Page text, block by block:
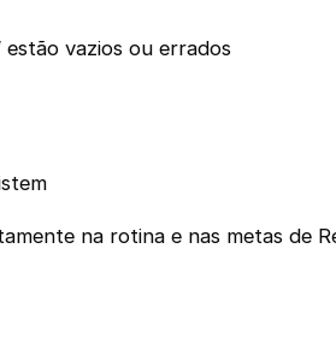
estão vazios ou errados
na rotina e nas metas de